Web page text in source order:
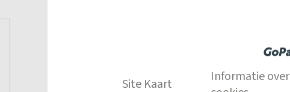
Site Kaart
Informatie over